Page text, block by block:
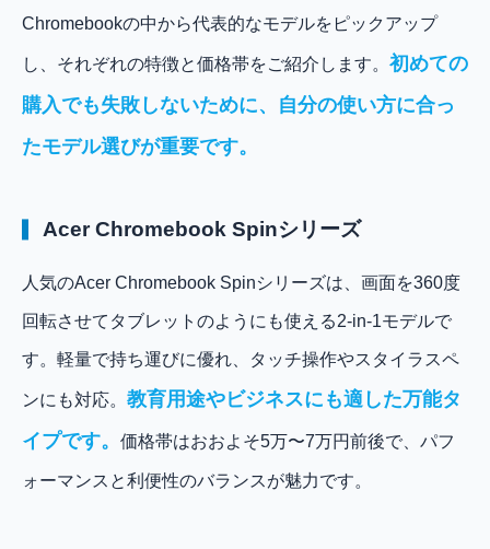
Chromebookの中から代表的なモデルをピックアップ
し、それぞれの特徴と価格帯をご紹介します。 初めての
購入でも失敗しないために、自分の使い方に合っ
たモデル選びが重要です。
Acer Chromebook Spinシリーズ
人気のAcer Chromebook Spinシリーズは、画面を360度
回転させてタブレットのようにも使える2-in-1モデルで
す。軽量で持ち運びに優れ、タッチ操作やスタイラスペ
ンにも対応。 教育用途やビジネスにも適した万能タ
イプです。 価格帯はおおよそ5万〜7万円前後で、パフ
ォーマンスと利便性のバランスが魅力です。